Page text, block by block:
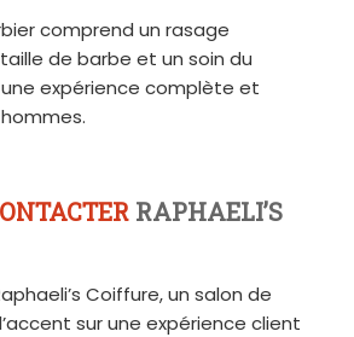
comprend un rasage
de barbe et un soin du
expérience complète et
RAPHAELI’S
Coiffure, un salon de
sur une expérience client